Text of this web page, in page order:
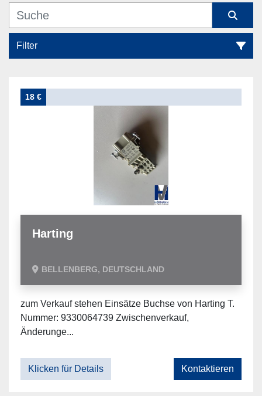
Filter
Sortieren nach
18 €
Harting
BELLENBERG, DEUTSCHLAND
zum Verkauf stehen Einsätze Buchse von Harting T.
Nummer: 9330064739 Zwischenverkauf,
Änderunge...
Klicken für Details Kontaktieren